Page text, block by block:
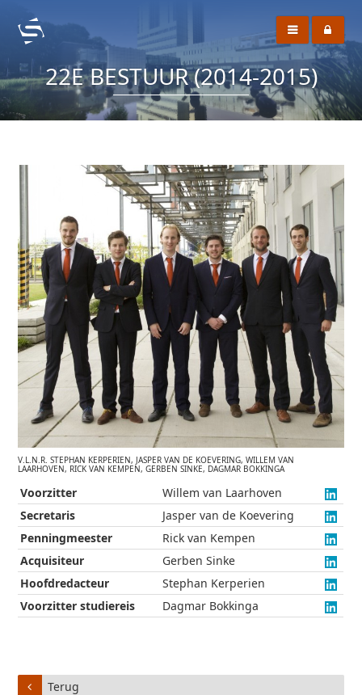
22E BESTUUR (2014-2015)
V.L.N.R. STEPHAN KERPERIEN, JASPER VAN DE KOEVERING, WILLEM VAN
LAARHOVEN, RICK VAN KEMPEN, GERBEN SINKE, DAGMAR BOKKINGA
Voorzitter
Willem van Laarhoven
Secretaris
Jasper van de Koevering
Penningmeester
Rick van Kempen
Acquisiteur
Gerben Sinke
Hoofdredacteur
Stephan Kerperien
Voorzitter studiereis
Dagmar Bokkinga
Terug